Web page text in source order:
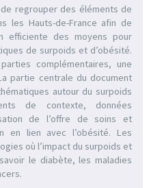
regrouper des éléments de
les Hauts-de-France afin de
efficiente des moyens pour
de surpoids et d’obésité.
complémentaires, une
partie centrale du document
autour du surpoids
de contexte, données
de l’offre de soins et
en lien avec l’obésité. Les
où l’impact du surpoids et
le diabète, les maladies